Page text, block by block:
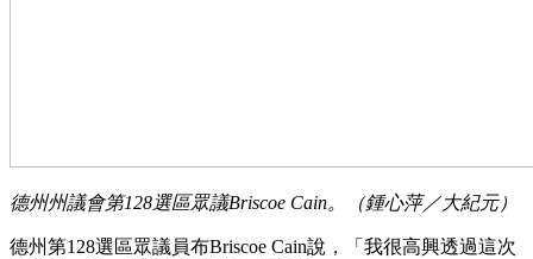
德州州議會第128選區眾議Briscoe Cain。（鍾心萍／大紀元）
德州第128選區眾議員布Briscoe Cain說，「我很高興透過這次